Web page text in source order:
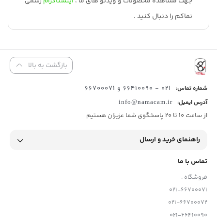
نماکم را دنبال کنید .
بازگشت به بالا
شماره تماس: 021 - 66410090 و 66700071
آدرس ایمیل: info@namacam.ir
از ساعت 10 تا 20 پاسخگوی شما عزیزان هستیم
راهنمای خرید و ارسال
تماس با ما
فروشگاه :
021-66700071
021-66700072
021-66410090